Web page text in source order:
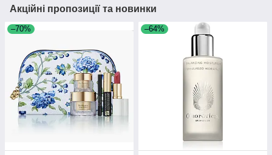
Акційні пропозиції та новинки
–70% –64%